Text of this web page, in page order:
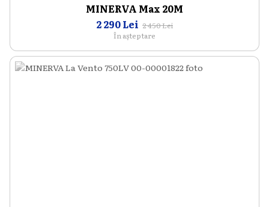
MINERVA Max 20M
2 290 Lei 2 450 Lei
În așteptare